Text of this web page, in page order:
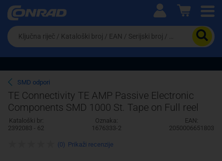
Ova postavka prilagođava asortiman proizvoda i
cijene vašim potrebama.
Pravno lice
Da
biste
potražili
proizvod,
unesite
ključnu
riječ,
kataloški
broj,
EAN
ili
SMD odpori
TE Connectivity TE AMP Passive Electronic
Components SMD 1000 St. Tape on Full reel
Kataloški br:
2392083 - 62
Oznaka:
1676333-2
EAN:
2050006651803
(0) Prikaži recenzije